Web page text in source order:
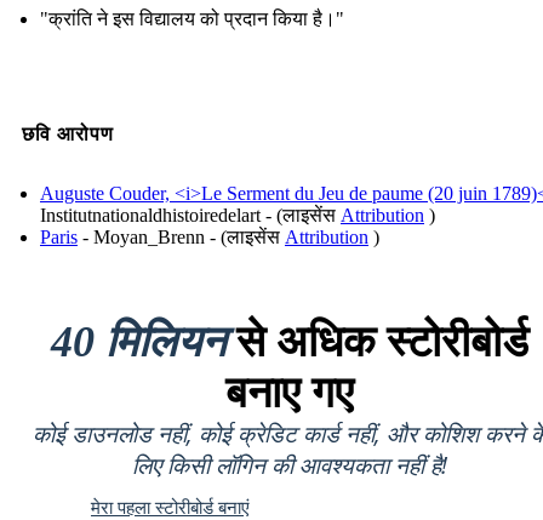
"क्रांति ने इस विद्यालय को प्रदान किया है।"
छवि आरोपण
Auguste Couder, <i>Le Serment du Jeu de paume (20 juin
Institutnationaldhistoiredelart‎ - (लाइसेंस Attribution )
Paris - Moyan_Brenn - (लाइसेंस Attribution )
40 मिलियनसे अधिक स्टोरीबोर्ड
बनाए गए
कोई डाउनलोड नहीं, कोई क्रेडिट कार्ड नहीं, और कोशिश करने
लिए किसी लॉगिन की आवश्यकता नहीं है!
मेरा पहला स्टोरीबोर्ड बनाएं